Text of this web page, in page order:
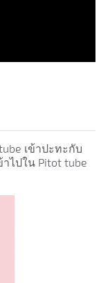
เข้าปะทะกับ
ไปใน Pitot tube